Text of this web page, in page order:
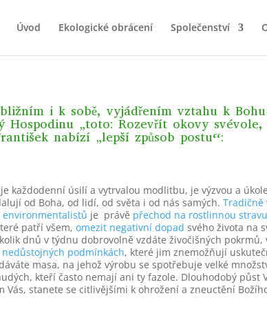
Úvod Ekologické obrácení Společenství
i k sobě, vyjádřením vztahu k
Hospodinu „toto: Rozevřít okovy
nabízí „lepší způsob postu“:
každodenní úsilí a vytrvalou modlitbu, je výzvou a
od Boha, od lidí, od světa i od nás samých. Tradičně
environmentalistů je právě přechod na rostlinnou stravu
patří všem, omezit negativní dopad svého života na
dnů v týdnu dobrovolně vzdáte živočišných
nedůstojných podmínkách, které jim znemožňují
masa, na jehož výrobu se spotřebuje velké
kteří často nemají ani ty fazole. Dlouhodobý půst
stanete se citlivějšími k ohrožení a zneuctění